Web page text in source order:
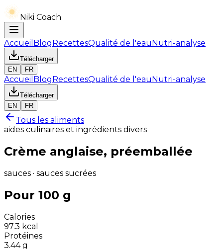
Niki Coach
Accueil BlogRecettesQualité de l'eauNutri-analyse
Télécharger
EN
FR
Accueil BlogRecettesQualité de l'eauNutri-analyse
Télécharger
EN
FR
Tous les aliments
aides culinaires et ingrédients divers
Crème anglaise, préemballée
sauces · sauces sucrées
Pour 100 g
Calories
97.3 kcal
Protéines
3.44 g